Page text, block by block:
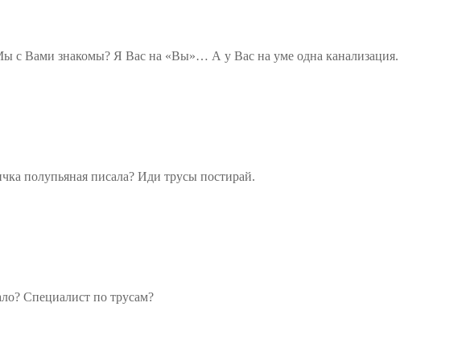
с Вами знакомы? Я Вас на «Вы»… А у Вас на уме одна канализация.
полупьяная писала? Иди трусы постирай.
Специалист по трусам?